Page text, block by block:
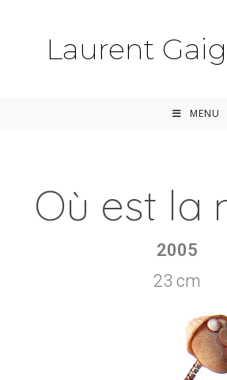
Laurent
MENU
Où est la
2005
23 cm